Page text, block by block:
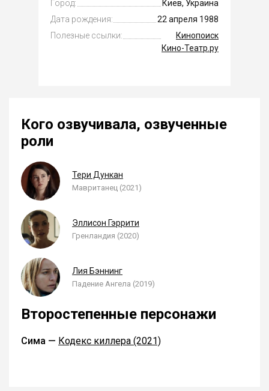
Город:
Киев, Украина
Дата рождения:
22 апреля 1988
Полезные ссылки:
Кинопоиск
Кино-Театр.ру
Кого озвучивала, озвученные
роли
Тери Дункан
Мавританец (2021)
Эллисон Гэррити
Гренландия (2020)
Лия Бэннинг
Падение Ангела (2019)
Второстепенные персонажи
Сима — Кодекс киллера (2021)